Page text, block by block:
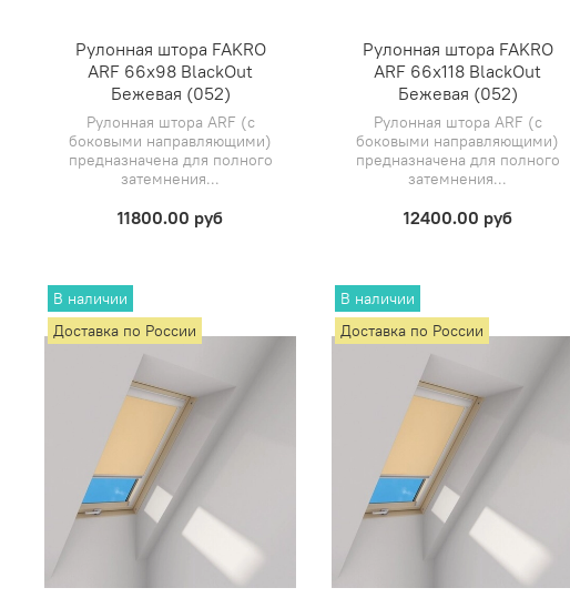
Рулонная штора FAKRO
ARF 66х98 BlackOut
Бежевая (052)
Рулонная штора ARF (с
боковыми направляющими)
предназначена для полного
затемнения...
11800.00 руб
Рулонная штора FAKRO
ARF 66х118 BlackOut
Бежевая (052)
Рулонная штора ARF (с
боковыми направляющими)
предназначена для полного
затемнения...
12400.00 руб
В наличии
Доставка по России
В наличии
Доставка по России